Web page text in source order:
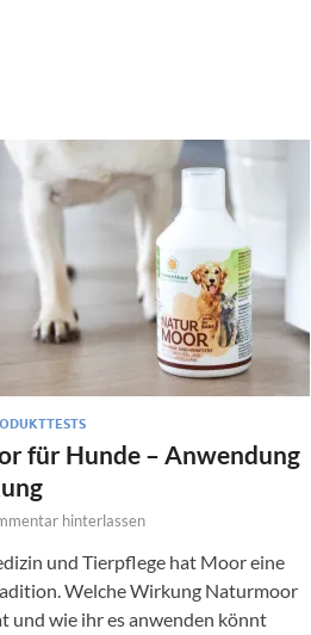
für Hunde – Anwendung
hinterlassen
und Tierpflege hat Moor eine
Welche Wirkung Naturmoor
und wie ihr es anwenden könnt